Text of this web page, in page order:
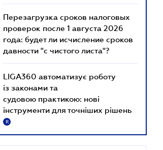
Перезагрузка сроков налоговых
проверок после 1 августа 2026
года: будет ли исчисление сроков
давности "с чистого листа"?
LIGA360 автоматизує роботу
із законами та
судовою практикою: нові
інструменти для точніших рішень
R